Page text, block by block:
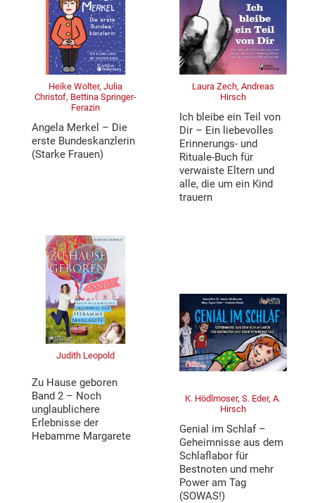
Heike Wolter, Julia
Christof, Bettina Springer-
Ferazin
Angela Merkel – Die
erste Bundeskanzlerin
(Starke Frauen)
Laura Zech, Andreas
Hirsch
Ich bleibe ein Teil von
Dir – Ein liebevolles
Erinnerungs- und
Rituale-Buch für
verwaiste Eltern und
alle, die um ein Kind
trauern
Judith Leopold
Zu Hause geboren
Band 2 – Noch
unglaublichere
Erlebnisse der
Hebamme Margarete
K. Hödlmoser, S. Eder, A.
Hirsch
Genial im Schlaf –
Geheimnisse aus dem
Schlaflabor für
Bestnoten und mehr
Power am Tag
(SOWAS!)